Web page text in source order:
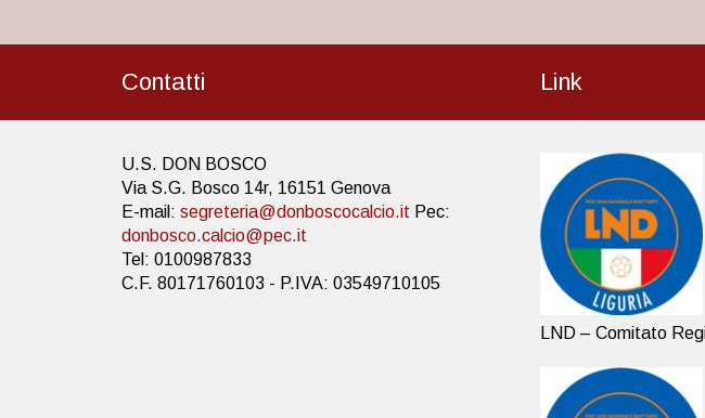
Contatti
U.S. DON BOSCO
Via S.G. Bosco 14r, 16151 Genova
E-mail: segreteria@donboscocalcio.it Pec:
donbosco.calcio@pec.it
Tel: 0100987833
C.F. 80171760103 - P.IVA: 03549710105
Link
LND – Comitato